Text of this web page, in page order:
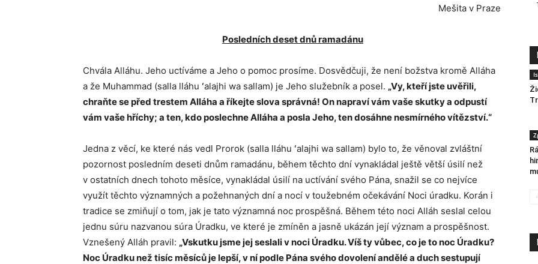
Mešita v Praze
Posledních deset dnů ramadánu
Chvála Alláhu. Jeho uctíváme a Jeho o pomoc prosíme. Dosvědčuji, že není božstva kromě Alláha
a že Muhammad (salla lláhu ʻalajhi wa sallam) je Jeho služebník a posel. „Vy, kteří jste uvěřili,
chraňte se před trestem Alláha a říkejte slova správná! On napraví vám vaše skutky a odpustí
vám vaše hříchy; a ten, kdo poslechne Alláha a posla Jeho, ten dosáhne nesmírného vítězství.“
Jedna z věcí, ke které nás vedl Prorok (salla lláhu ʻalajhi wa sallam) bylo to, že věnoval zvláštní
pozornost posledním deseti dnům ramadánu, během těchto dní vynakládal ještě větší úsilí než
v ostatních dnech tohoto měsíce, vynakládal úsilí na uctívání svého Pána, snažil se co nejvíce
využít těchto významných a požehnaných dní a nocí v toužebném očekávání Noci úradku. Korán i
tradice se zmiňují o tom, jak je tato významná noc prospěšná. Během této noci Alláh seslal celou
jednu súru nazvanou súra Úradku, ve které je zmíněn a jasně ukázán její význam a prospěšnost.
Vznešený Alláh pravil: „Vskutku jsme jej seslali v noci Úradku. Víš ty vůbec, co je to noc Úradku?
Noc Úradku než tisíc měsíců je lepší, v ní podle Pána svého dovolení andělé a duch sestupují